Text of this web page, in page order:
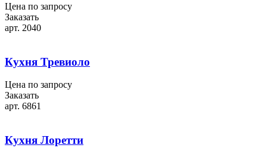
Цена по запросу
Заказать
арт. 2040
Кухня Тревиоло
Цена по запросу
Заказать
арт. 6861
Кухня Лоретти